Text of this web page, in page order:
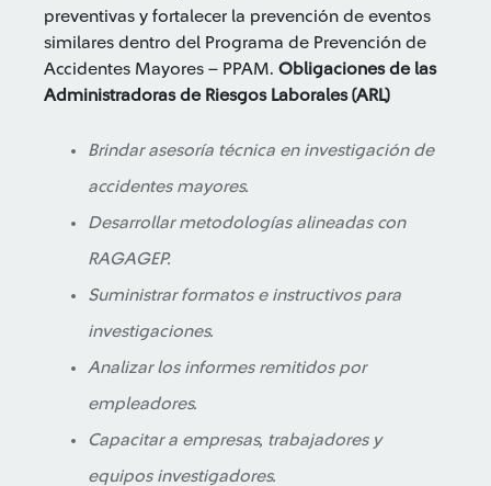
preventivas y fortalecer la prevención de eventos
similares dentro del Programa de Prevención de
Accidentes Mayores – PPAM. Obligaciones de las
Administradoras de Riesgos Laborales (ARL)
Brindar asesoría técnica en investigación de
accidentes mayores.
Desarrollar metodologías alineadas con
RAGAGEP.
Suministrar formatos e instructivos para
investigaciones.
Analizar los informes remitidos por
empleadores.
Capacitar a empresas, trabajadores y
equipos investigadores.